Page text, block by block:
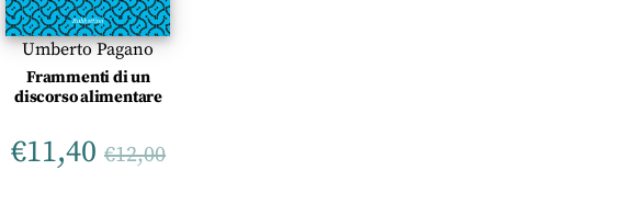
Umberto Pagano
Frammenti di un
discorso alimentare
€11,40 €12,00